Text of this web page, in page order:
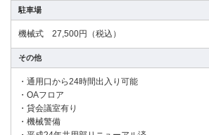
駐車場
機械式 27,500円（税込）
その他
・通用口から24時間出入り可能
・OAフロア
・貸会議室有り
・機械警備